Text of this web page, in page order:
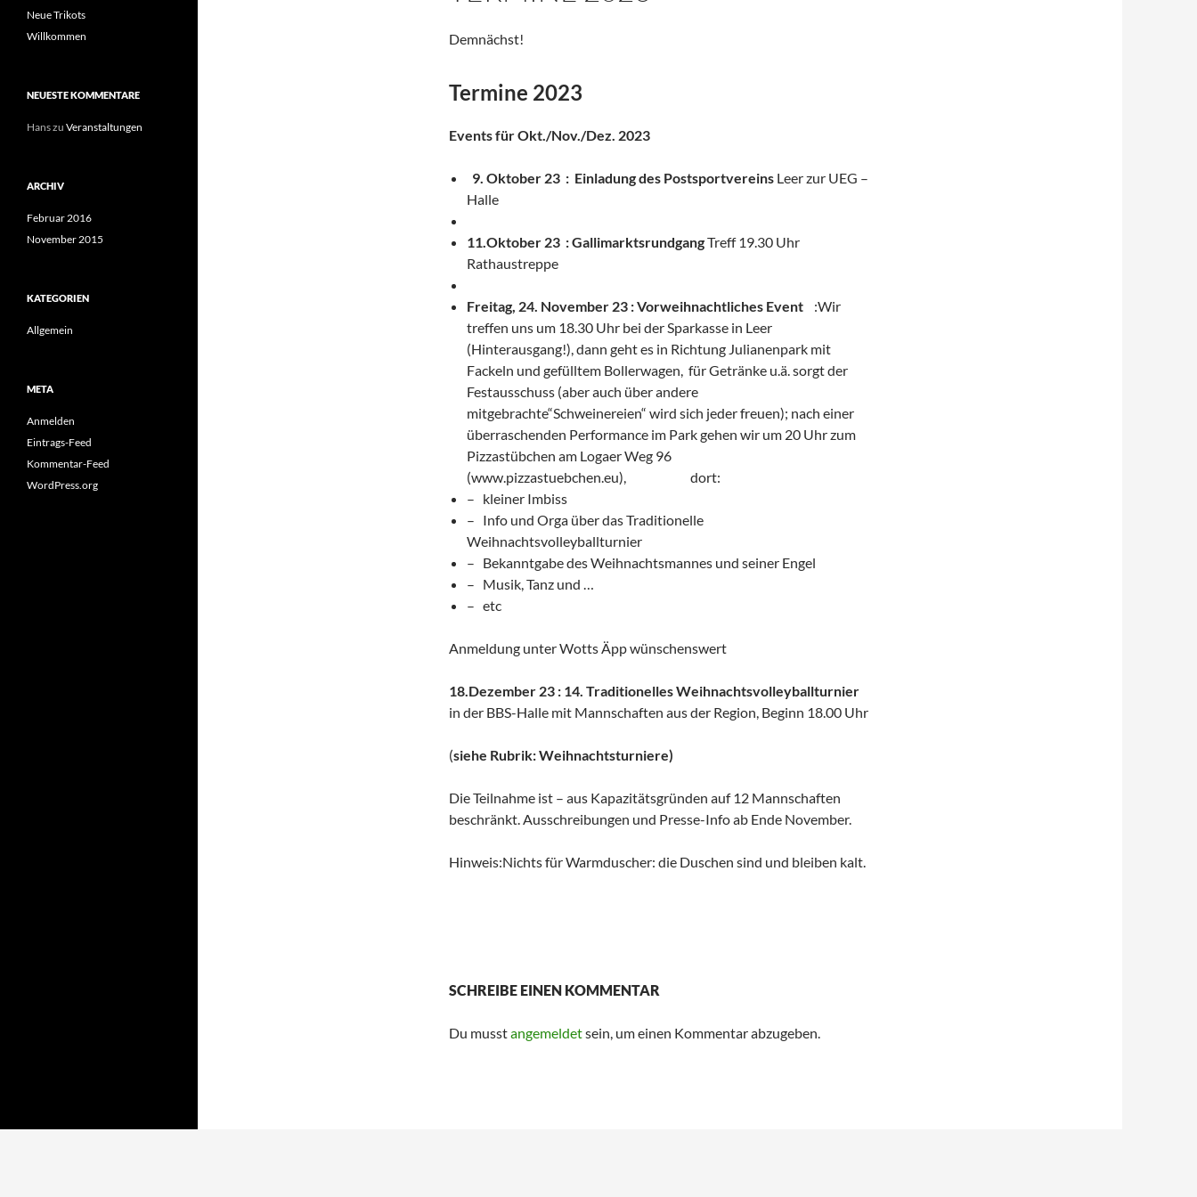
Demnächst!
Termine 2023
Events für Okt./Nov./Dez. 2023
9. Oktober 23 : Einladung des Postsportvereins Leer zur UEG –
Halle
11.Oktober 23 : GallimarktsrundgangTreff 19.30 Uhr
Rathaustreppe
Freitag, 24. November 23 : Vorweihnachtliches Event :Wir
treffen uns um 18.30 Uhr bei der Sparkasse in Leer
(Hinterausgang!), dann geht es in Richtung Julianenpark mit
Fackeln und gefülltem Bollerwagen, für Getränke u.ä. sorgt der
Festausschuss (aber auch über andere
mitgebrachte“Schweinereien“ wird sich jeder freuen); nach einer
überraschenden Performance im Park gehen wir um 20 Uhr zum
Pizzastübchen am Logaer Weg 96
(www.pizzastuebchen.eu), dort:
– kleiner Imbiss
– Info und Orga über das Traditionelle
Weihnachtsvolleyballturnier
– Bekanntgabe des Weihnachtsmannes und seiner Engel
– Musik, Tanz und …
– etc
Anmeldung unter Wotts Äpp wünschenswert
18.Dezember 23 : 14. Traditionelles Weihnachtsvolleyballturnier
in der BBS-Halle mit Mannschaften aus der Region, Beginn 18.00 Uhr
(siehe Rubrik: Weihnachtsturniere)
Die Teilnahme ist – aus Kapazitätsgründen auf 12 Mannschaften
beschränkt. Ausschreibungen und Presse-Info ab Ende November.
Hinweis:Nichts für Warmduscher: die Duschen sind und bleiben kalt.
SCHREIBE EINEN KOMMENTAR
Du musstangemeldetsein, um einen Kommentar abzugeben.
Neue Trikots
Willkommen
NEUESTE KOMMENTARE
Hanszu Veranstaltungen
ARCHIV
Februar 2016
November 2015
KATEGORIEN
Allgemein
META
Anmelden
Eintrags-Feed
Kommentar-Feed
WordPress.org